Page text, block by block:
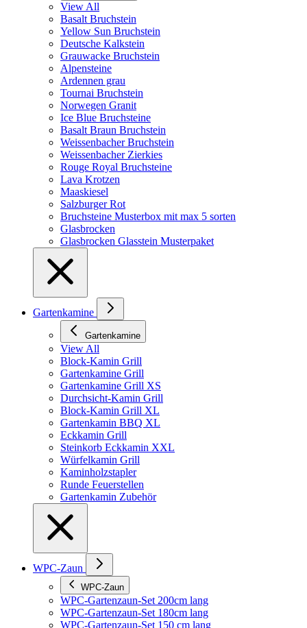
View All
Basalt Bruchstein
Yellow Sun Bruchstein
Deutsche Kalkstein
Grauwacke Bruchstein
Alpensteine
Ardennen grau
Tournai Bruchstein
Norwegen Granit
Ice Blue Bruchsteine
Basalt Braun Bruchstein
Weissenbacher Bruchstein
Weissenbacher Zierkies
Rouge Royal Bruchsteine
Lava Krotzen
Maaskiesel
Salzburger Rot
Bruchsteine Musterbox mit max 5 sorten
Glasbrocken
Glasbrocken Glasstein Musterpaket
Gartenkamine
Gartenkamine
View All
Block-Kamin Grill
Gartenkamine Grill
Gartenkamine Grill XS
Durchsicht-Kamin Grill
Block-Kamin Grill XL
Gartenkamin BBQ XL
Eckkamin Grill
Steinkorb Eckkamin XXL
Würfelkamin Grill
Kaminholzstapler
Runde Feuerstellen
Gartenkamin Zubehör
WPC-Zaun
WPC-Zaun
WPC-Gartenzaun-Set 200cm lang
WPC-Gartenzaun-Set 180cm lang
WPC-Gartenzaun-Set 150 cm lang